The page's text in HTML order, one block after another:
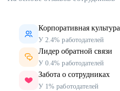
Корпоративная культура
У 2.4% работодателей
Лидер обратной связи
У 0.4% работодателей
Забота о сотрудниках
У 1% работодателей